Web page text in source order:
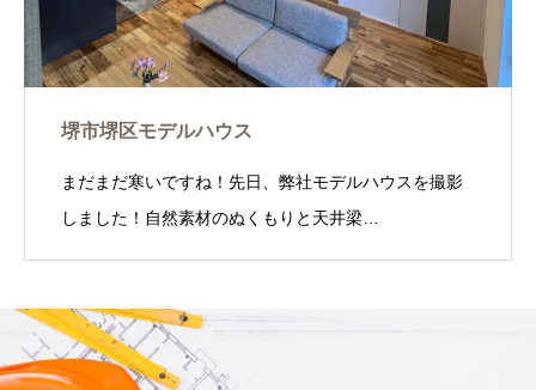
堺市堺区モデルハウス
まだまだ寒いですね！先日、弊社モデルハウスを撮影
しました！自然素材のぬくもりと天井梁…